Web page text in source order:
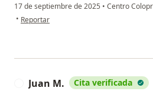
17 de septiembre de 2025 • Centro
• en opinión del usuario María Teresa
Reportar
Juan M. Cita verificada